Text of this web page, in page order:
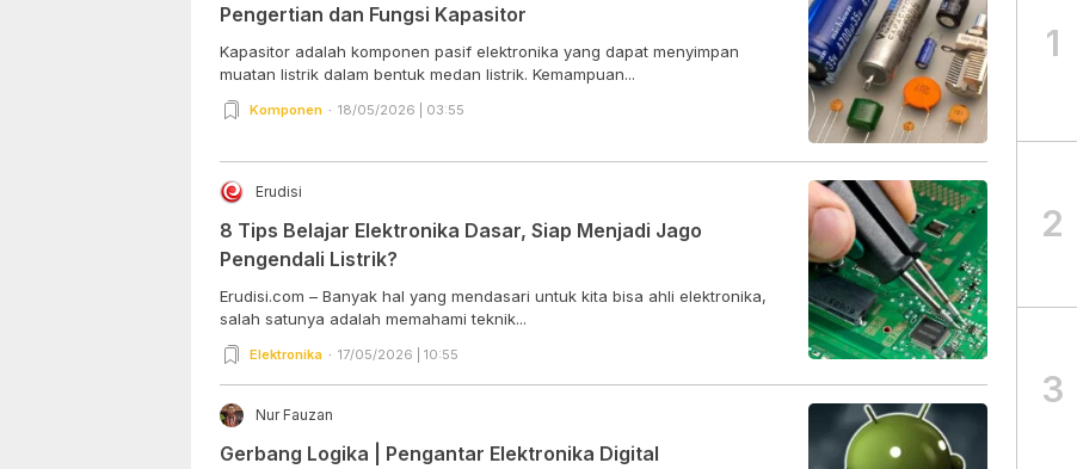
Pengertian dan Fungsi Kapasitor
Kapasitor adalah komponen pasif elektronika yang dapat menyimpan
muatan listrik dalam bentuk medan listrik. Kemampuan...
Komponen 18/05/2026 | 03:55
Erudisi
8 Tips Belajar Elektronika Dasar, Siap Menjadi Jago
Pengendali Listrik?
Erudisi.com – Banyak hal yang mendasari untuk kita bisa ahli elektronika,
salah satunya adalah memahami teknik...
Elektronika 17/05/2026 | 10:55
Nur Fauzan
Gerbang Logika | Pengantar Elektronika Digital
1
2
3